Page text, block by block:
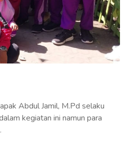
Abdul Jamil, M.Pd selaku
kegiatan ini namun para